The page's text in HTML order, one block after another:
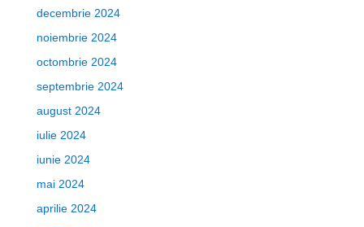
decembrie 2024
noiembrie 2024
octombrie 2024
septembrie 2024
august 2024
iulie 2024
iunie 2024
mai 2024
aprilie 2024